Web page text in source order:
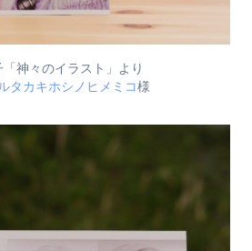
神々のイラスト」より
タカキホシノヒメミコ様